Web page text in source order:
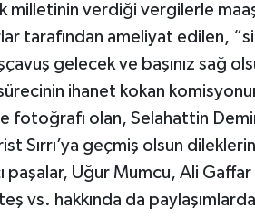
milletinin verdiği vergilerle
tarafından ameliyat edilen,
gelecek ve başınız sağ
ihanet kokan
fotoğrafı olan, Selahattin
Sırrı’ya geçmiş olsun
Uğur Mumcu, Ali Gaffar
vs. hakkında da